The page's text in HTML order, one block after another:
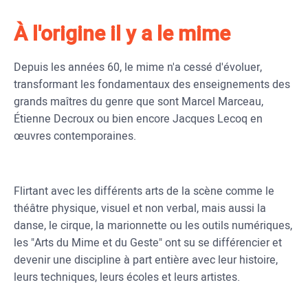
À l'origine il y a le mime
Depuis les années 60, le mime n'a cessé d'évoluer,
transformant les fondamentaux des enseignements des
grands maîtres du genre que sont Marcel Marceau,
Étienne Decroux ou bien encore Jacques Lecoq en
œuvres contemporaines.
Flirtant avec les différents arts de la scène comme le
théâtre physique, visuel et non verbal, mais aussi la
danse, le cirque, la marionnette ou les outils numériques,
les "Arts du Mime et du Geste" ont su se différencier et
devenir une discipline à part entière avec leur histoire,
leurs techniques, leurs écoles et leurs artistes.